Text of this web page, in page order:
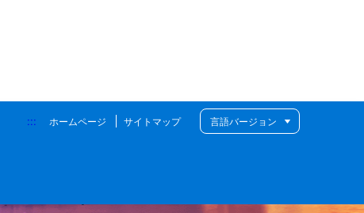
::: ホームページ サイトマップ 言語バージョン